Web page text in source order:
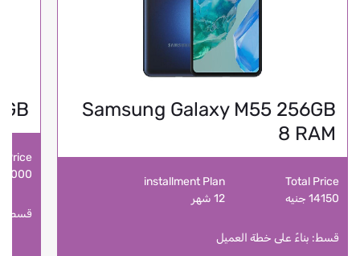
Samsung Galaxy M55 256GB
8 RAM
Total Price
14150 جنيه
installment Plan
12 شهر
قسط: بناءً على خطة العميل
Price
102000
قسط: